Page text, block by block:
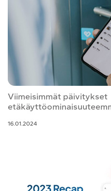
Viimeisimmät päivitykset
16.01.2024